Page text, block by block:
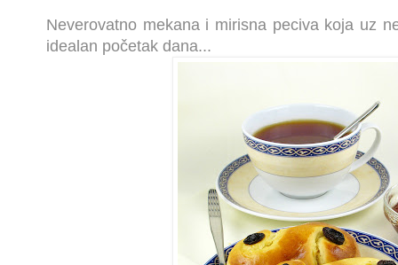
Neverovatno mekana i mirisna peciva koja uz
idealan početak dana...